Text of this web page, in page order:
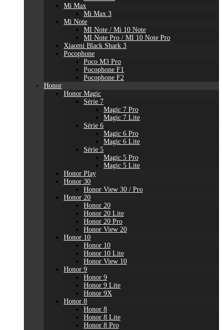
Mi Max
Mi Max 3
Mi Note
MI Note / Mi 10 Note
MI Note Pro / MI 10 Note Pro
Xiaomi Black Shark 3
Pocophone
Poco M3 Pro
Pocophone F1
Pocophone F2
Honor
Honor Magic
Série 7
Magic 7 Pro
Magic 7 Lite
Série 6
Magic 6 Pro
Magic 6 Lite
Série 5
Magic 5 Pro
Magic 5 Lite
Honor Play
Honor 30
Honor View 30 / Pro
Honor 20
Honor 20
Honor 20 Lite
Honor 20 Pro
Honor View 20
Honor 10
Honor 10
Honor 10 Lite
Honor View 10
Honor 9
Honor 9
Honor 9 Lite
Honor 9X
Honor 8
Honor 8
Honor 8 Lite
Honor 8 Pro